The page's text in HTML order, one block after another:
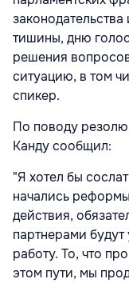
тишины, дню
решения
ситуацию, в том
спикер.
По поводу
Канду сообщил:
"Я хотел бы
начались
действия,
партнерами
работу. То, что
этом пути, мы